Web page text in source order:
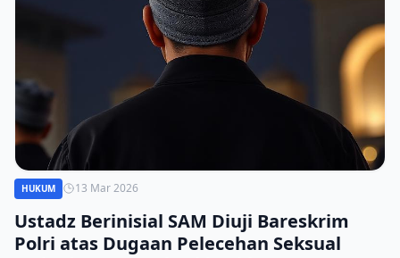
HUKUM 13 Mar 2026
Ustadz Berinisial SAM Diuji Bareskrim
Polri atas Dugaan Pelecehan Seksual